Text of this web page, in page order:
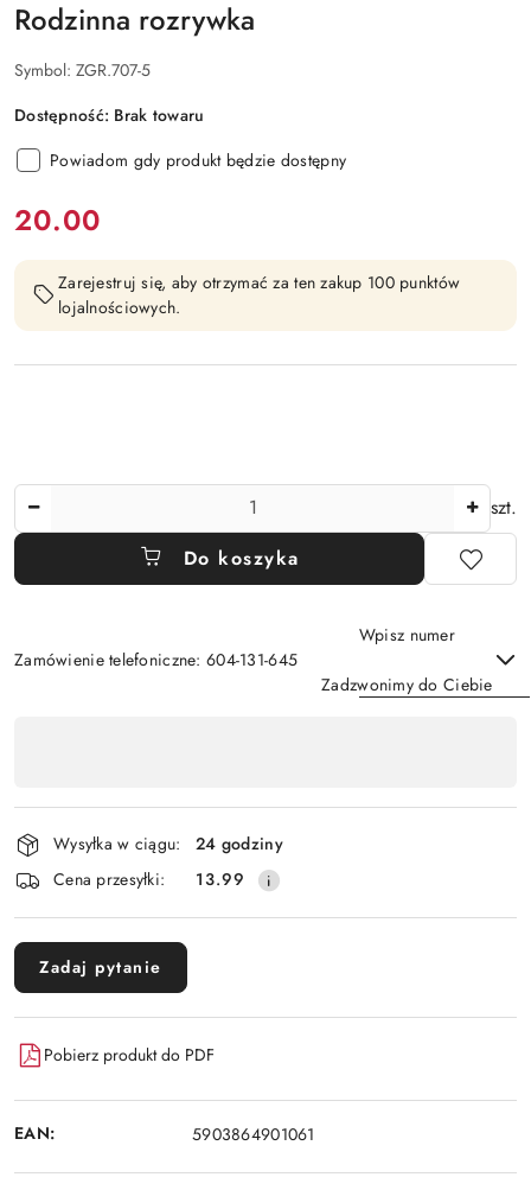
Rodzinna rozrywka
Symbol: ZGR.707-5
Dostępność: Brak towaru
Powiadom gdy produkt będzie dostępny
cena:
20.00
Zarejestruj się, aby otrzymać za ten zakup 100 punktów
lojalnościowych.
szt.
Do koszyka
Zamówienie telefoniczne: 604-131-645
Wpisz numer
Zadzwonimy do Ciebie
płatność
i
dostawa
Wysyłka w ciągu:
24 godziny
Cena przesyłki:
13.99
Zadaj pytanie
Pobierz produkt do PDF
EAN: 5903864901061